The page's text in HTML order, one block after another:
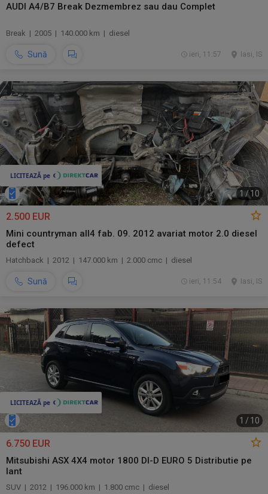
AUDI A4/B7 Break Dezmembrez sau dau Complet
Break | 2005 | 140.000 km | diesel
Sună Iasi, IS
ieri, 11:57
1 /10
2.500 EUR
Mini countryman all4 fab. 09. 2012 avariat motor 2.0 diesel
defect
Hatchback | 2012 | 147.000 km | 2.000 cmc | diesel
Sună Iasi, IS
ieri, 11:54
1 / 10
6.750 EUR
Mitsubishi ASX 4X4 motor 1800 DI-D EURO 5 Distributie pe
lant
SUV | 2012 | 196.000 km | 1.800 cmc | diesel